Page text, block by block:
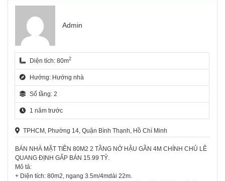
Admin
Diện tích: 80m2
Hướng: Hướng nhà
Số tầng: 2
1 năm trước
TPHCM, Phường 14, Quận Bình Thạnh, Hồ Chí Minh
BÁN NHÀ MẶT TIỀN 80M2 2 TẦNG NỞ HẬU GẦN 4M CHÍNH CHỦ LÊ
QUANG ĐỊNH GẤP BÁN 15.99 TỶ.
Mô tả:
+ Diện tích: 80m2, ngang 3.5m/4mdài 22m.